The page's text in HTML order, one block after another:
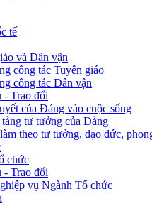
tế
và Dân vận
công tác Tuyên giáo
công tác Dân vận
- Trao đổi
của Đảng vào cuộc sống
tảng tư tưởng của Đảng
theo tư tưởng, đạo đức,
chức
- Trao đổi
vụ Ngành Tổ chức